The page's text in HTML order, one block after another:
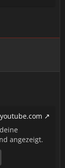
angezeigt.